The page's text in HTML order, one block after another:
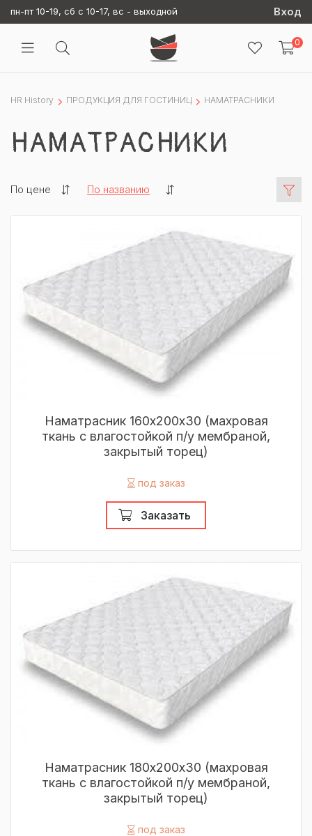
пн-пт 10-19, сб с 10-17, вс - выходной Вход
0
HR History ПРОДУКЦИЯ ДЛЯ ГОСТИНИЦ НАМАТРАСНИКИ
НАМАТРАСНИКИ
Наматрасник 160х200х30 (махровая
ткань с влагостойкой п/у мембраной,
закрытый торец)
под заказ
Заказать
Наматрасник 180х200х30 (махровая
ткань с влагостойкой п/у мембраной,
закрытый торец)
под заказ